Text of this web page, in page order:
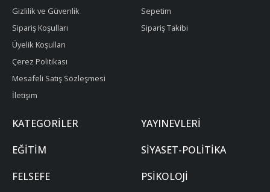
Gizlilik ve Güvenlik
Sipariş Koşulları
Üyelik Koşulları
Çerez Politikası
Mesafeli Satış Sözleşmesi
İletişim
Sepetim
Sipariş Takibi
KATEGORILER
YAYINEVLERI
EĞITIM
SIYASET-POLITIKA
FELSEFE
PSIKOLOJI